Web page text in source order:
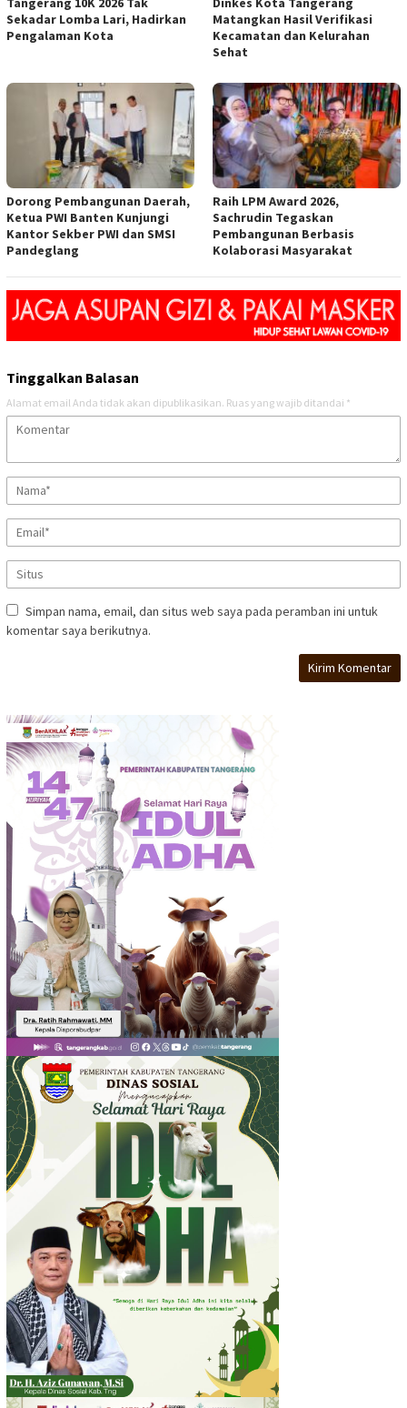
Sekadar Lomba Lari, Hadirkan
Pengalaman Kota
Matangkan Hasil Verifikasi
Kecamatan dan Kelurahan
Sehat
Dorong Pembangunan Daerah,
Ketua PWI Banten Kunjungi
Kantor Sekber PWI dan SMSI
Pandeglang
Raih LPM Award 2026,
Sachrudin Tegaskan
Pembangunan Berbasis
Kolaborasi Masyarakat
Tinggalkan Balasan
Alamat email Anda tidak akan dipublikasikan. Ruas yang wajib ditandai *
Simpan nama, email, dan situs web saya pada peramban ini untuk
komentar saya berikutnya.